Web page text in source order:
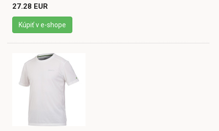
27.28 EUR
Kúpiť v e-shope